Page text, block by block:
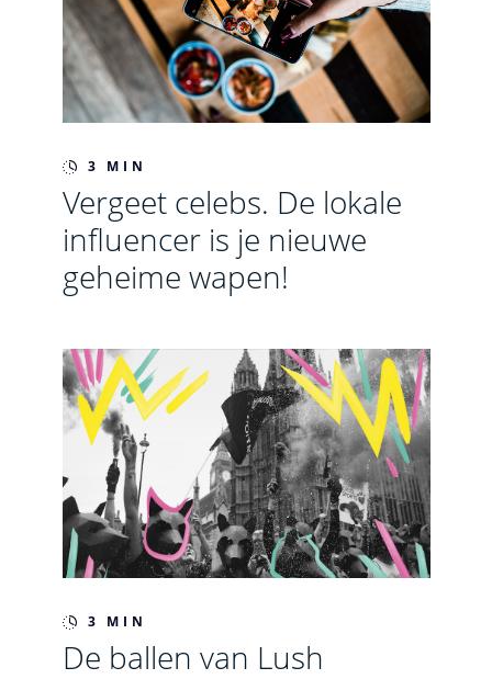
3 MIN
Vergeet celebs. De lokale
influencer is je nieuwe
geheime wapen!
3 MIN
De ballen van Lush